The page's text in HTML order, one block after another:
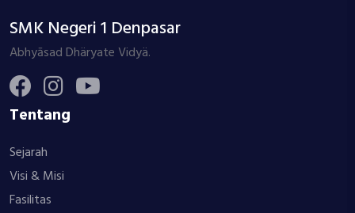
SMK Negeri 1 Denpasar
Abhyāsad Dhäryate Vidyä.
Tentang
Sejarah
Visi & Misi
Fasilitas